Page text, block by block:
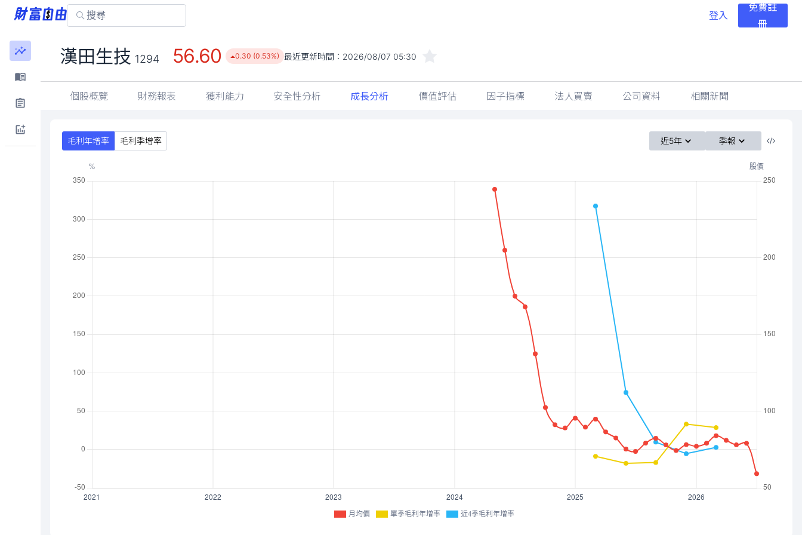
登入
免費註
冊
漢田生技 1294 56.60 0.30 (0.53%) 最近更新時間： 2026/08/07 05:30
個股概覽 財務報表 獲利能力 安全性分析 成長分析 價值評估 因子指標 法人買賣 公司資料 相關新聞
毛利年增率 毛利季增率 近5年 季報
月均價 單季毛利年增率 近4季毛利年增率